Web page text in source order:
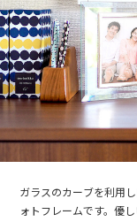
ガラスのカーブを利用
ォトフレームです。優